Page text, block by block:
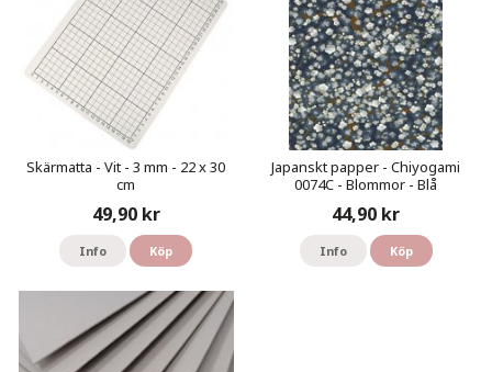
Skärmatta - Vit - 3 mm - 22 x 30
cm
49,90 kr
Info Köp
Japanskt papper - Chiyogami
0074C - Blommor - Blå
44,90 kr
Info Köp